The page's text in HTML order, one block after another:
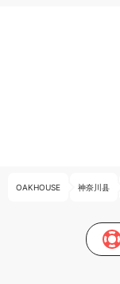
OAKHOUSE 神奈川县